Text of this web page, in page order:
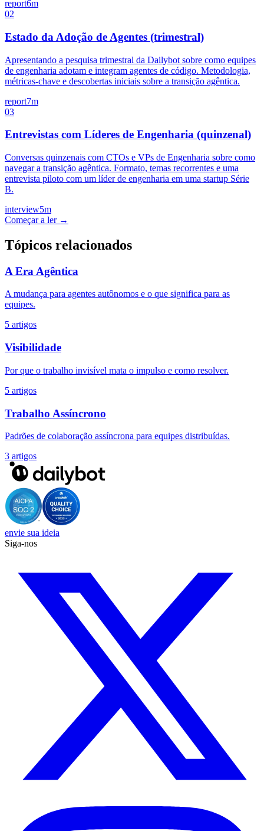
report6m
02
Estado da Adoção de Agentes (trimestral)
Apresentando a pesquisa trimestral da Dailybot sobre como equipes
de engenharia adotam e integram agentes de código. Metodologia,
métricas-chave e descobertas iniciais sobre a transição agêntica.
report7m
03
Entrevistas com Líderes de Engenharia (quinzenal)
Conversas quinzenais com CTOs e VPs de Engenharia sobre como
navegar a transição agêntica. Formato, temas recorrentes e uma
entrevista piloto com um líder de engenharia em uma startup Série
B.
interview5m
Começar a ler →
Tópicos relacionados
A Era Agêntica
A mudança para agentes autônomos e o que significa para as
equipes.
5 artigos
Visibilidade
Por que o trabalho invisível mata o impulso e como resolver.
5 artigos
Trabalho Assíncrono
Padrões de colaboração assíncrona para equipes distribuídas.
3 artigos
envie sua ideia
Siga-nos